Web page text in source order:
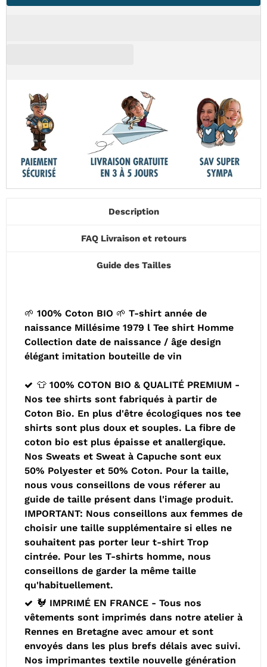
Description
FAQ Livraison et retours
Guide des Tailles
🌱 100% Coton BIO 🌱 T-shirt année de
naissance Millésime 1979 l Tee shirt Homme
Collection date de naissance / âge design
élégant imitation bouteille de vin
👕 100% COTON BIO & QUALITÉ PREMIUM -
Nos tee shirts sont fabriqués à partir de
Coton Bio. En plus d'être écologiques nos tee
shirts sont plus doux et souples. La fibre de
coton bio est plus épaisse et anallergique.
Nos Sweats et Sweat à Capuche sont eux
50% Polyester et 50% Coton. Pour la taille,
nous vous conseillons de vous réferer au
guide de taille présent dans l'image produit.
IMPORTANT: Nous conseillons aux femmes de
choisir une taille supplémentaire si elles ne
souhaitent pas porter leur t-shirt Trop
cintrée. Pour les T-shirts homme, nous
conseillons de garder la même taille
qu'habituellement.
🐓 IMPRIMÉ EN FRANCE - Tous nos
vêtements sont imprimés dans notre atelier à
Rennes en Bretagne avec amour et sont
envoyés dans les plus brefs délais avec suivi.
Nos imprimantes textile nouvelle génération